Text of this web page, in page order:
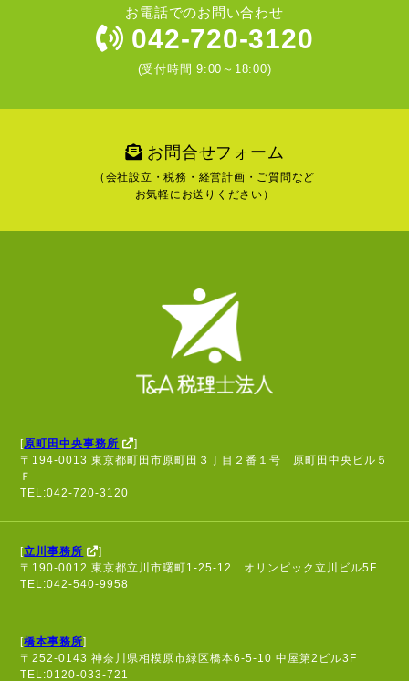
お電話でのお問い合わせ
042-720-3120
(受付時間 9:00～18:00)
お問合せフォーム
（会社設立・税務・経営計画・ご質問など
お気軽にお送りください）
[原町田中央事務所
]
〒194-0013 東京都町田市原町田３丁目２番１号 原町田中央ビル５
Ｆ
TEL:042-720-3120
[立川事務所
]
〒190-0012 東京都立川市曙町1-25-12 オリンピック立川ビル5F
TEL:042-540-9958
[橋本事務所]
〒252-0143 神奈川県相模原市緑区橋本6-5-10 中屋第2ビル3F
TEL:0120-033-721